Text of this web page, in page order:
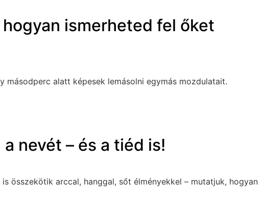
ismerheted fel őket
alatt képesek lemásolni egymás mozdulatait.
nevét – és a tiéd is!
összekötik arccal, hanggal, sőt élményekkel – mutatjuk, hogyan